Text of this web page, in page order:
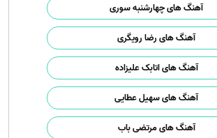
آهنگ های چهارشنبه سوری
آهنگ های رضا رویگری
آهنگ های اتابک علیزاده
آهنگ های سهیل عطایی
آهنگ های مرتضی باب